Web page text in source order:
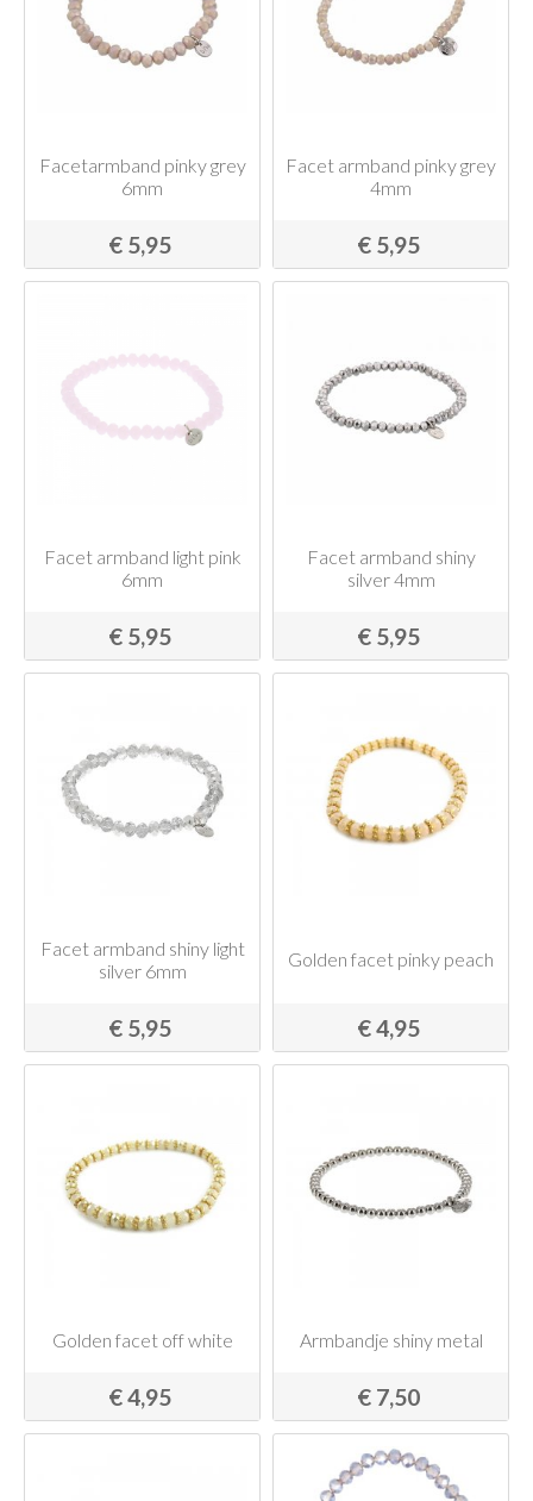
Facetarmband pinky grey
6mm
€ 5,95
Facet armband pinky grey
4mm
€ 5,95
Facet armband light pink
6mm
€ 5,95
Facet armband shiny
silver 4mm
€ 5,95
Facet armband shiny light
silver 6mm
€ 5,95
Golden facet pinky peach
€ 4,95
Golden facet off white
€ 4,95
Armbandje shiny metal
€ 7,50